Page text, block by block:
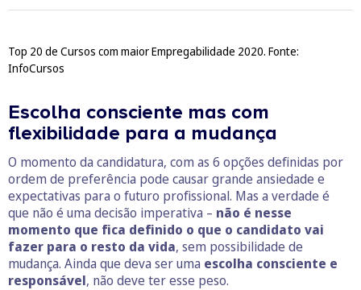
Top 20 de Cursos com maior Empregabilidade 2020. Fonte:
InfoCursos
Escolha consciente mas com
flexibilidade para a mudança
O momento da candidatura, com as 6 opções definidas por
ordem de preferência pode causar grande ansiedade e
expectativas para o futuro profissional. Mas a verdade é
que não é uma decisão imperativa – não é nesse
momento que fica definido o que o candidato vai
fazer para o resto da vida, sem possibilidade de
mudança. Ainda que deva ser uma escolha consciente e
responsável, não deve ter esse peso.